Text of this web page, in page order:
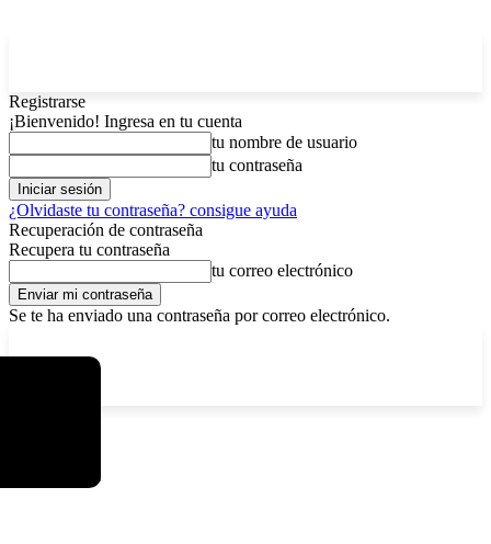
Registrarse
¡Bienvenido! Ingresa en tu cuenta
tu nombre de usuario
tu contraseña
¿Olvidaste tu contraseña? consigue ayuda
Recuperación de contraseña
Recupera tu contraseña
tu correo electrónico
Se te ha enviado una contraseña por correo electrónico.